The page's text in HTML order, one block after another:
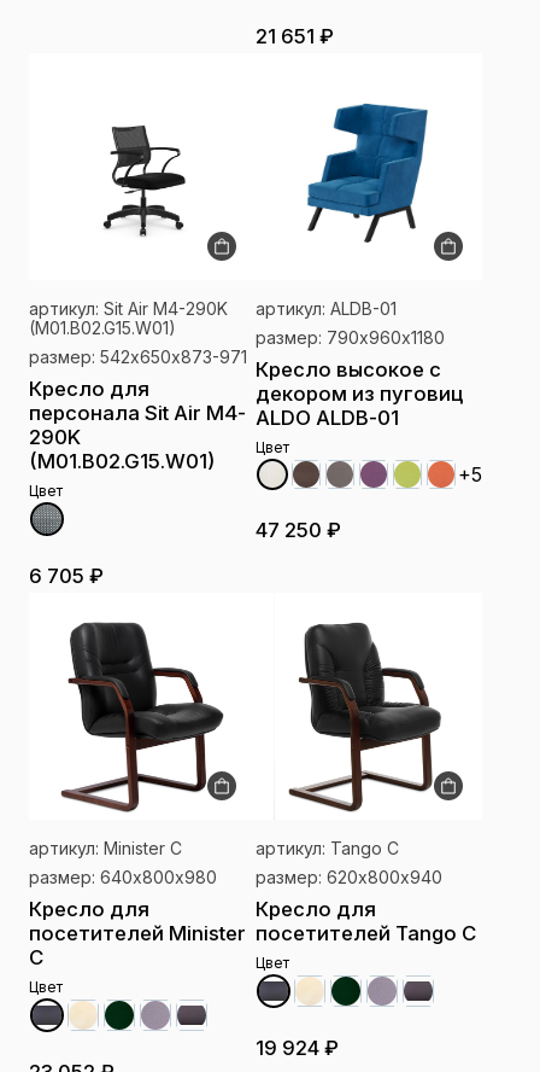
21 651 ₽
артикул: Sit Air M4-290K
(M01.B02.G15.W01)
размер: 542х650х873-971
Кресло для
персонала Sit Air M4-
290K
(M01.B02.G15.W01)
Цвет
6 705 ₽
артикул: ALDB-01
размер: 790х960х1180
Кресло высокое с
декором из пуговиц
ALDO ALDB-01
Цвет
+5
47 250 ₽
артикул: Minister C
размер: 640х800х980
Кресло для
посетителей Minister
C
Цвет
артикул: Tango C
размер: 620х800х940
Кресло для
посетителей Tango C
Цвет
19 924 ₽